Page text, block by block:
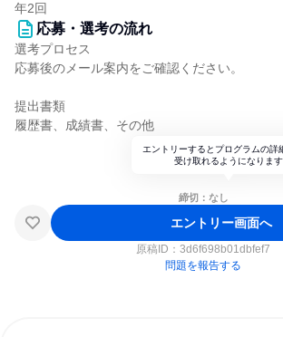
年2回
応募・選考の流れ
選考プロセス
応募後のメール案内をご確認ください。
提出書類
履歴書、成績書、その他
エントリーするとプログラムの詳
受け取れるようになります
締切：なし
エントリー画面へ
原稿ID： 3d6f698b01dbfef7
問題を報告する